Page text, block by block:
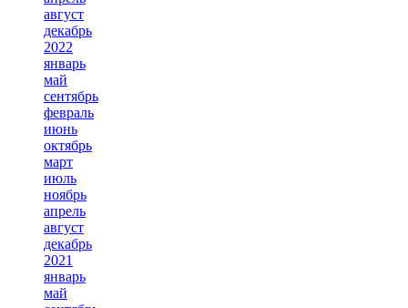
август
декабрь
2022
январь
май
сентябрь
февраль
июнь
октябрь
март
июль
ноябрь
апрель
август
декабрь
2021
январь
май